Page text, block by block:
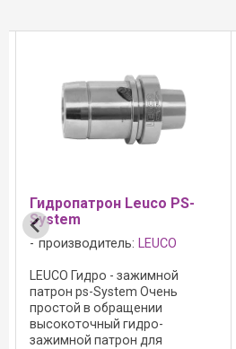
Термозажимной патрон
Leuco
производитель:
Область применения: -
обрабатывающие центры с
ЧПУ с автоматическим
устройством смены
инструмента; - для